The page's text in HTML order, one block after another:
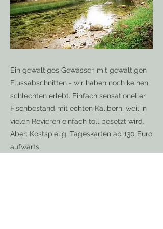
Ein gewaltiges Gewässer, mit gewaltigen
Flussabschnitten - wir haben noch keinen
schlechten erlebt. Einfach sensationeller
Fischbestand mit echten Kalibern, weil in
vielen Revieren einfach toll besetzt wird.
Aber: Kostspielig. Tageskarten ab 130 Euro
aufwärts.